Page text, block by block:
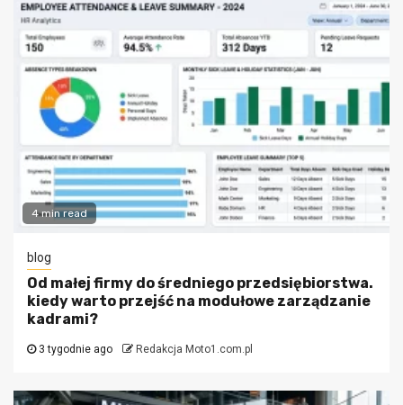
4 min read
blog
Od małej firmy do średniego przedsiębiorstwa.
kiedy warto przejść na modułowe zarządzanie
kadrami?
3 tygodnie ago Redakcja Moto1.com.pl